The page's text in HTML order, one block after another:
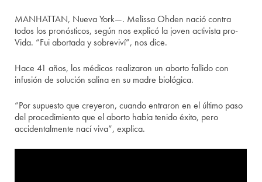
MANHATTAN, Nueva York—. Melissa Ohden nació contra
todos los pronósticos, según nos explicó la joven activista pro-
Vida. “Fui abortada y sobreviví”, nos dice.
Hace 41 años, los médicos realizaron un aborto fallido con
infusión de solución salina en su madre biológica.
“Por supuesto que creyeron, cuando entraron en el último paso
del procedimiento que el aborto había tenido éxito, pero
accidentalmente nací viva”, explica.